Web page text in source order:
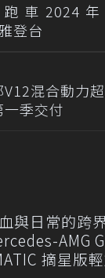
跑車2024
登台
混合動力
季交付
與日常的跨
AMG
摘星版